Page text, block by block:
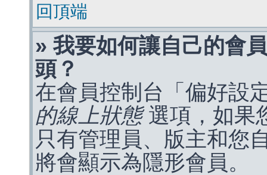
回頂端
» 我要如何讓自己的會
頭？
在會員控制台「偏好設
的線上狀態選項，如果
只有管理員、版主和您
將會顯示為隱形會員。